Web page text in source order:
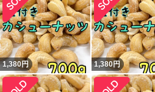
1,380円 1,380円